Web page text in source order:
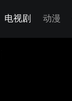
电视剧 动漫